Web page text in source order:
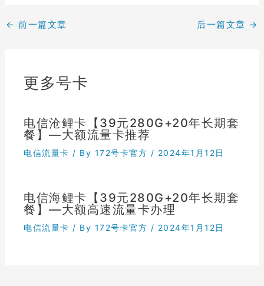
← 前一篇文章 后一篇文章 →
更多号卡
电信沧鲤卡【39元280G+20年长期套
餐】—大额流量卡推荐
电信流量卡 / By 172号卡官方 / 2024年1月12日
电信海鲤卡【39元280G+20年长期套
餐】—大额高速流量卡办理
电信流量卡 / By 172号卡官方 / 2024年1月12日